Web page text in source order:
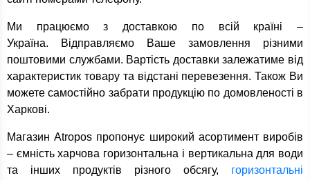
Ми працюємо з доставкою по всій країні –
Україна. Відправляємо Ваше замовлення різними
поштовими службами. Вартість доставки залежатиме від
характеристик товару та відстані перевезення. Також Ви
можете самостійно забрати продукцію по домовленості в
Харкові.
Магазин Atropos пропонує широкий асортимент виробів
– ємність харчова горизонтальна і вертикальна для води
та інших продуктів різного обсягу, горизонтальні